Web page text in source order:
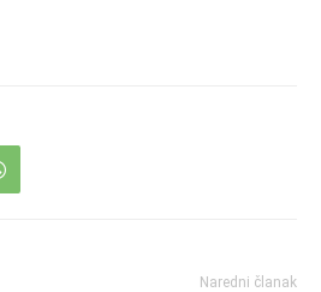
Naredni članak